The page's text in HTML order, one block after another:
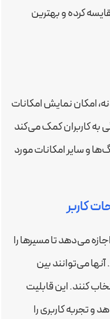
کرده و بهترین
امکان نمایش امکانات
به کاربران کمک می‌کند
و سایر امکانات مورد
کاربر
می‌دهد تا مسیرها را
می‌توانند بین
کنند. این قابلیت
و تجربه کاربری را